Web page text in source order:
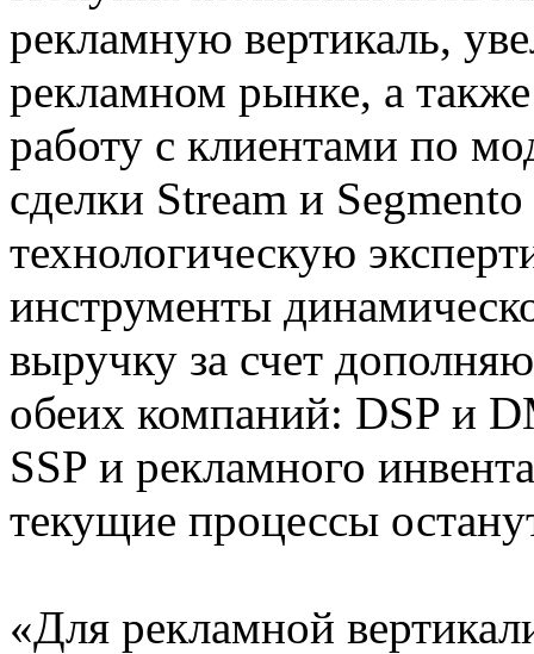
рекламную вертикаль,
рекламном рынке, а
работу с клиентами по
сделки Stream и
технологическую
инструменты
выручку за счет
обеих компаний: DSP и
SSP и рекламного
текущие процессы
«Для рекламной